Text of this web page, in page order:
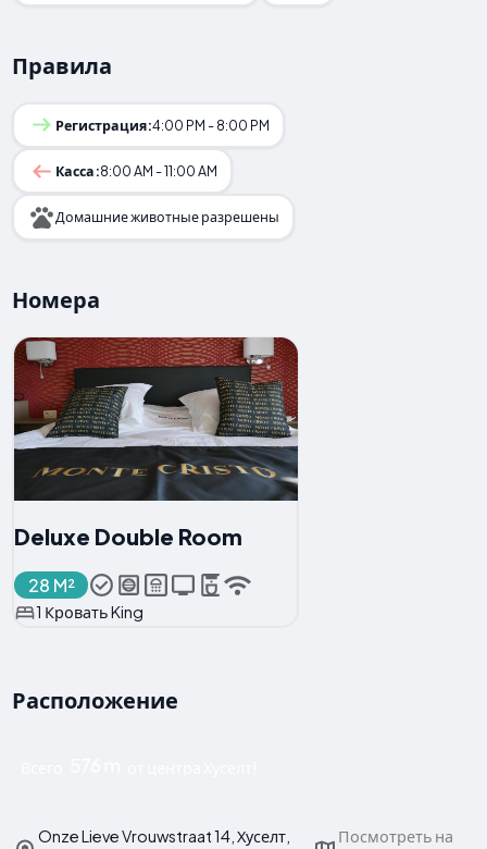
Правила
Регистрация:4:00 PM - 8:00 PM
Касса:8:00 AM - 11:00 AM
Домашние животные разрешены
Номера
Deluxe Double Room
28 M²
1 Кровать King
Расположение
Onze Lieve Vrouwstraat 14, Хуселт,
Посмотреть на